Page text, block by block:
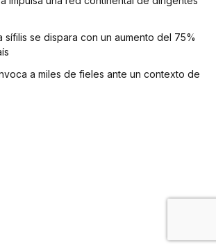
sífilis se dispara con un aumento del 75%
a miles de fieles ante un contexto de